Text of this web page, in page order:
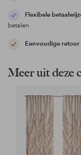
Flexibele
betalen
Eenvoudige retour
Meer uit deze